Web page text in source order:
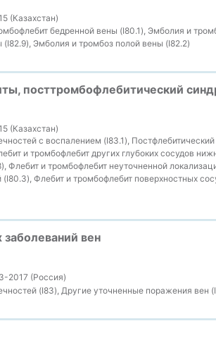
(Казахстан)
бедренной вены (I80.1), Эмболия и
Эмболия и тромбоз полой вены (I82.2)
посттромбофлебитический
(Казахстан)
с воспалением (I83.1),
и тромбофлебит других глубоких сосудов
Флебит и тромбофлебит неуточненной
Флебит и тромбофлебит поверхностных
заболеваний вен
2017 (Россия)
(I83), Другие уточненные поражения вен